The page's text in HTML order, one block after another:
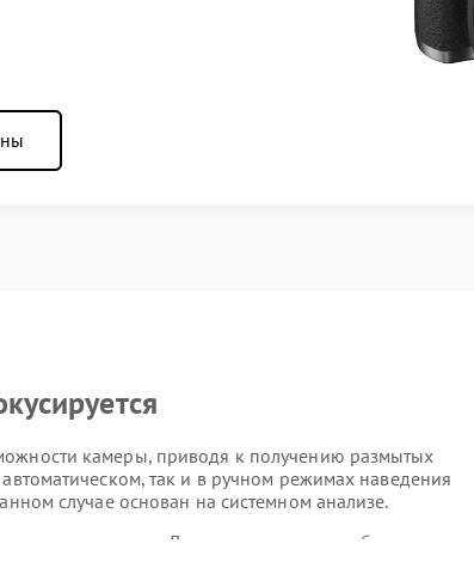
камеры, приводя к получению размытых
так и в ручном режимах наведения
случае основан на системном анализе.
причину. Для их устранения требуется